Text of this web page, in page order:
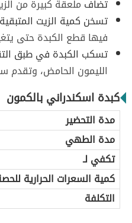
تضاف ملعقة كبيرة من
تسخن كمية الزيت المتبقية
فيها قطع الكبدة حتى
تسكب الكبدة في طبق
الليمون الحامض، وتقدم
كبدة اسكندراني بالكمون
مدة التحضير
مدة الطهي
تكفي لـ
كمية السعرات الحرارية
التكلفة